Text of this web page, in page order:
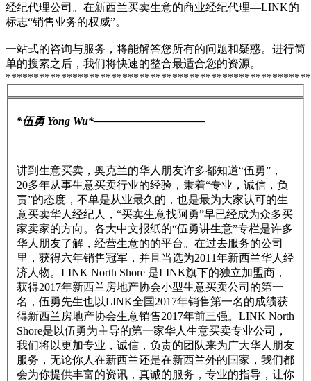
经纪代理公司。在新西兰买卖生意的商业经纪代理—LINK的
标志“销售业务的权威”。
一站式的咨询与服务，将能解答您所有的问题和疑惑。进行简
单的搜索之后，我们将快速的整合最适合您的资源。
*伍勇 Yong Wu*——————————
讲到生意买卖，奥克兰的华人朋友许多都知道“伍勇”，
20多年从事生意买卖行业的经验，秉着“专业，诚信，负
责”的态度，不单是从业最久的，也是最为大家认可的生
意买卖华人经纪人，“买卖生意找阿勇”早已经成为众多买
家卖家的方向。各大中文报纸的“伍勇讲生意”专栏是许多
华人朋友了解，经营生意的的平台。在过去服务的公司
里，获得六年销售冠军，并且当选为2011年新西兰华人经
济人物。LINK North Shore 是LINK旗下的独立加盟商，
获得2017年新西兰房地产协会小型生意买卖公司的第一
名，伍勇先生也以LINK全国2017年销售第一名的成绩获
得新西兰房地产协会生意销售2017年前三强。LINK North
Shore是以伍勇为主导的第一家华人生意买卖专业公司，
我们将以更加专业，诚信，负责的团队来为广大华人朋友
服务，无论你人在新西兰还是在新西兰外的国家，我们都
会为你提供丰富的资讯，真诚的服务，专业的指导，让你